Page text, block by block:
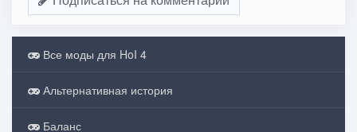
Все моды для HoI 4
Альтернативная история
Баланс